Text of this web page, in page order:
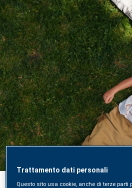
Acquista un
Laboratorio
Acquista, prenota e ricevi i
Trattamento dati personali
Questo sito usa cookie, anche di terze parti